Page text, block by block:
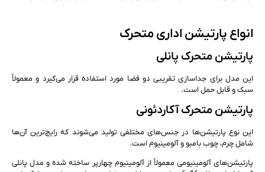
انواع پارتیشن اداری متحرک
پارتیشن متحرک پانلی
این مدل برای جداسازی تقریبی دو فضا مورد استفاده قرار می‌گیرد و معمولاً
سبک و قابل حمل است.
پارتیشن متحرک آکاردئونی
این نوع پارتیشن‌ها در جنس‌های مختلفی تولید می‌شوند که رایج‌ترین آن‌ها
شامل چرم، چوب بامبو و آلومینیوم است.
پارتیشن‌های آلومینیومی معمولاً از آلومینیوم چهارپر ساخته شده و مدل پانلی